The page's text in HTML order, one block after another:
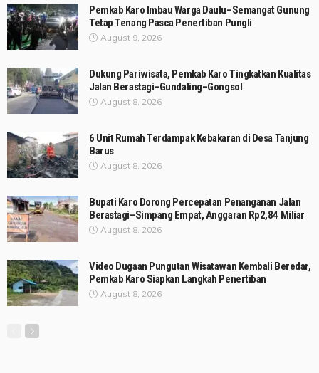
Pemkab Karo Imbau Warga Daulu–Semangat Gunung
Tetap Tenang Pasca Penertiban Pungli
August 9, 2026
Dukung Pariwisata, Pemkab Karo Tingkatkan Kualitas
Jalan Berastagi–Gundaling–Gongsol
August 8, 2026
6 Unit Rumah Terdampak Kebakaran di Desa Tanjung
Barus
August 8, 2026
Bupati Karo Dorong Percepatan Penanganan Jalan
Berastagi–Simpang Empat, Anggaran Rp2,84 Miliar
August 8, 2026
Video Dugaan Pungutan Wisatawan Kembali Beredar,
Pemkab Karo Siapkan Langkah Penertiban
August 8, 2026